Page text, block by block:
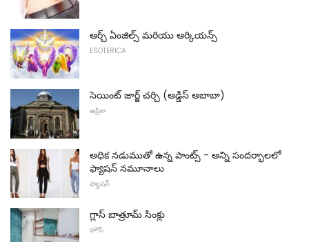
ఆర్చ్ ఏంజిల్స్ మరియు ఆర్కియన్స్
ESOTERICA
సెయింట్ జార్జ్ చర్చి (అడ్డిస్ అబాబా)
ఆఫ్రికా
అధిక నడుముతో ఉన్న పాంట్స్ - అన్ని సందర్భాలలో
ఫ్యాషన్ నమూనాలు
ఫ్యాషన్
గ్లాస్ బాత్రూమ్ సింక్లు
హౌస్